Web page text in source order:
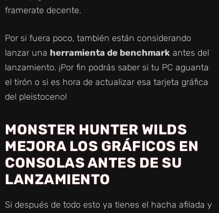
E
O
framerate decente.
Por si fuera poco, también están considerando
lanzar una herramienta de benchmark antes del
lanzamiento. ¡Por fin podrás saber si tu PC aguanta
el tirón o si es hora de actualizar esa tarjeta gráfica
del pleistoceno!
MONSTER HUNTER WILDS
MEJORA LOS GRÁFICOS EN
CONSOLAS ANTES DE SU
LANZAMIENTO
Si después de todo esto ya tienes el hacha afilada y